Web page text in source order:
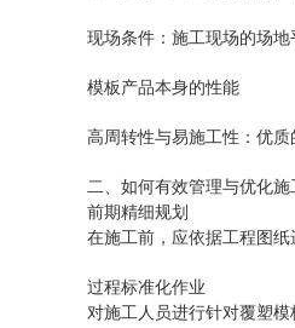
现场条件：施工现场的场
模板产品本身的性能
高周转性与易施工性：优
二、如何有效管理与优化施
前期精细规划
在施工前，应依据工程图
过程标准化作业
对施工人员进行针对覆塑模